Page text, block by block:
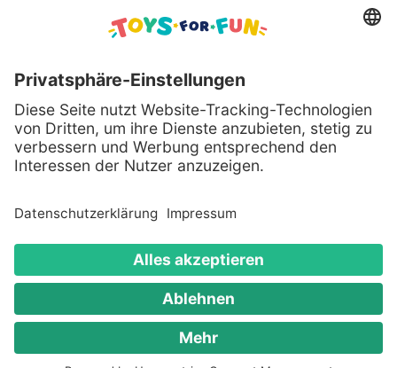
Sicher bezahlen mit:
Alle genannten Produkte und Logos sind eingetragene
Warenzeichen der jeweiligen Hersteller.
Copyright © 2008 - 2026 Toys for Fun GmbH - Alle
Rechte vorbehalten